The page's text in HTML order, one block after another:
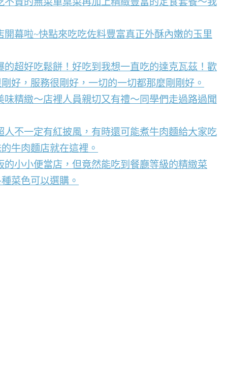
幕啦~快點來吃吃佐料豐富真正外酥內嫩的玉里
超好吃鬆餅！好吃到我想一直吃的達克瓦茲！歡
好，服務很剛好，一切的一切都那麼剛剛好。
精緻～店裡人員親切又有禮～同學們走過路過聞
不一定有紅披風，有時還可能煮牛肉麵給大家吃
牛肉麵店就在這裡。
小小便當店，但竟然能吃到餐廳等級的精緻菜
菜色可以選購。